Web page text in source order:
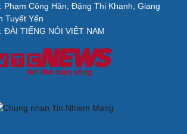
Phạm Công Hân, Đặng Thị Khanh, Giang
Tuyết Yến
ĐÀI TIẾNG NÓI VIỆT NAM